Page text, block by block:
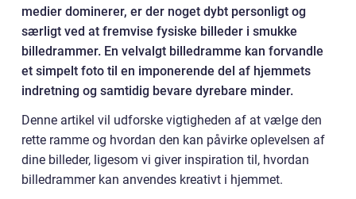
medier dominerer, er der noget dybt personligt og
særligt ved at fremvise fysiske billeder i smukke
billedrammer. En velvalgt billedramme kan forvandle
et simpelt foto til en imponerende del af hjemmets
indretning og samtidig bevare dyrebare minder.
Denne artikel vil udforske vigtigheden af at vælge den
rette ramme og hvordan den kan påvirke oplevelsen af
dine billeder, ligesom vi giver inspiration til, hvordan
billedrammer kan anvendes kreativt i hjemmet.